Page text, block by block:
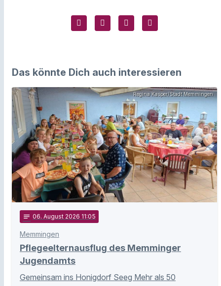
Das könnte Dich auch interessieren
Regina Kasper/Stadt Memmingen
notes 06. August 2026 11:05
Memmingen
Pflegeelternausflug des Memminger
Jugendamts
Gemeinsam ins Honigdorf Seeg Mehr als 50